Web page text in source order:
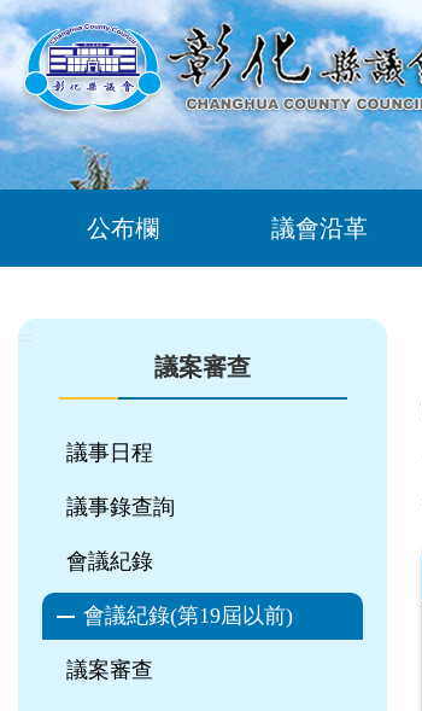
跳到主要內容區塊
公布欄 議會沿革
:::
議案審查
議事日程
議事錄查詢
會議紀錄
會議紀錄(第19屆以前)
議案審查